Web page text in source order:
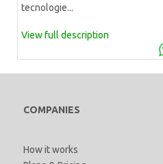
tecnologie...
View full description
COMPANIES
How it works